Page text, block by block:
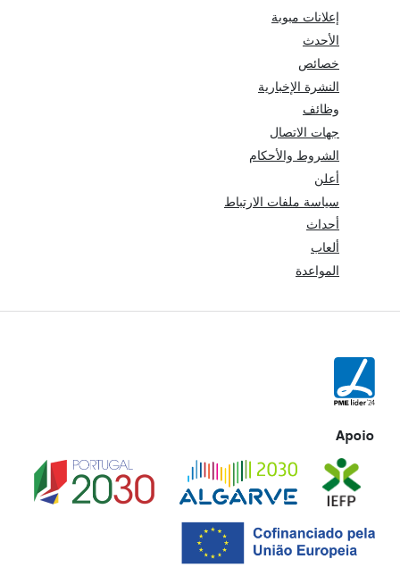
إعلانات مبوبة
الأحدث
خصائص
النشرة الإخبارية
وظائف
جهات الاتصال
الشروط والأحكام
أعلن
سياسة ملفات الارتباط
أحداث
ألعاب
المواعدة
Apoio